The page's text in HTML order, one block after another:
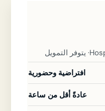
· يتوفر التمويل
افتراضية وحضورية
عادةً أقل من ساعة